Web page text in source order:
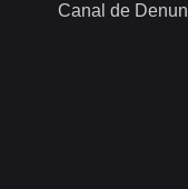
Canal de